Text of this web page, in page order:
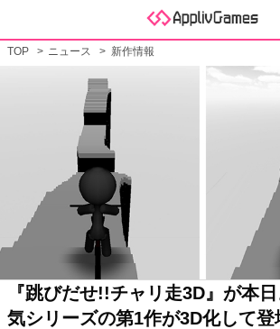
TOP ニュース 新作情報
『跳びだせ!!チャリ走3D』が本
気シリーズの第1作が3D化して登